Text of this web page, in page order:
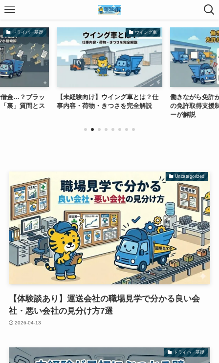
ドライバー基礎
金…？ブラッ
裏」質問とス
ウイング車
【未経験向け】ウイング車とは？仕
事内容・荷物・きつさを完全解説
働きながら免許
の免許取得支援
ーが解説
Uncategorized
【体験談あり】運送会社の職場見学で分かる良い会
社・悪い会社の見分け方7選
2026-04-13
ドライバー基礎